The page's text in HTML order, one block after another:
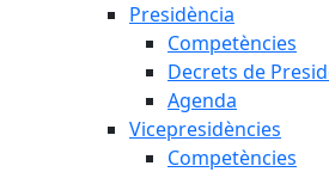
Presidència
Competències
Decrets de
Agenda
Vicepresidències
Competències